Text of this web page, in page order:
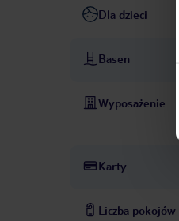
Dla dzieci
Basen
Wyposażenie
Karty
Liczba pokojów